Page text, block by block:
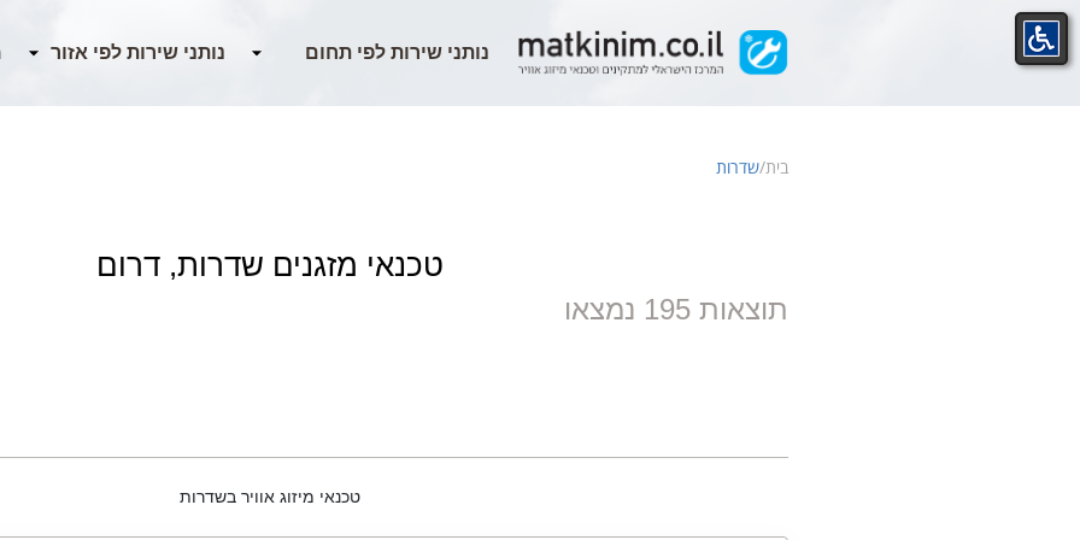
content
בית/שדרות
טכנאי מזגנים שדרות, דרום
תוצאות 195 נמצאו
טכנאי מיזוג אוויר בשדרות